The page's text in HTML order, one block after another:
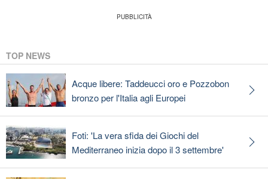
TOP NEWS
Acque libere: Taddeucci oro e Pozzobon
bronzo per l'Italia agli Europei
Foti: 'La vera sfida dei Giochi del
Mediterraneo inizia dopo il 3 settembre'